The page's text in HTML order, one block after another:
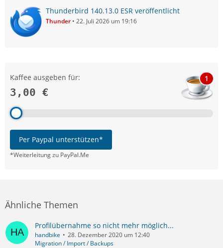
Thunderbird 140.13.0 ESR veröffentlicht
Thunder 22. Juli 2026 um 19:16
Kaffee ausgeben für:
3,00 €
1
Per Paypal unterstützen*
*Weiterleitung zu PayPal.Me
Ähnliche Themen
Profilübernahme so nicht mehr möglich...
handbike
28. Dezember 2020 um 12:40
Migration / Import / Backups